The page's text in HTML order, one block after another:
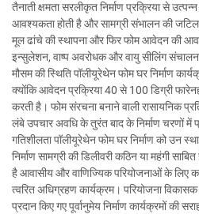
तैनाती क्षमता सरलीकृत निर्माण प्रक्रिया से
आवश्यकता होती है और सामग्री संभालन की
मूल ढांचे की स्थापना और फिर फोम आवेदन की
इन्सुलेशन, वाष्प अवरोधक और वायु सीलिंग
मौसम की स्थिति पॉलीयूरेथेन फोम घर निर्माण
क्योंकि आवेदन प्रक्रिया 40 से 100 डिग्री
करती है। फोम संरचना बनाने वाली रासायनिक
लंबे उपचार अवधि के तुरंत बाद के निर्माण चरणों
गतिशीलता पॉलीयूरेथेन फोम घर निर्माण को उन
निर्माण सामग्री की डिलीवरी कठिन या महंगी
है आवासीय और वाणिज्यिक परियोजनाओं के लिए
त्वरित अधिग्रहण कार्यक्रम। परियोजना विकासक
प्रदान किए गए पूर्वानुमेय निर्माण कार्यक्रमों की